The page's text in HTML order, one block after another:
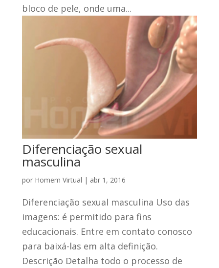
bloco de pele, onde uma...
Diferenciação sexual
masculina
por Homem Virtual | abr 1, 2016
Diferenciação sexual masculina Uso das
imagens: é permitido para fins
educacionais. Entre em contato conosco
para baixá-las em alta definição.
Descrição Detalha todo o processo de